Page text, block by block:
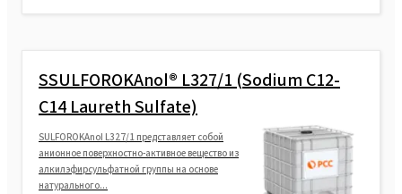
SSULFOROKAnol® L327/1 (Sodium C12-
C14 Laureth Sulfate)
SULFOROKAnol L327/1 представляет собой
анионное поверхностно-активное вещество из
алкилэфирсульфатной группы на основе
натурального...